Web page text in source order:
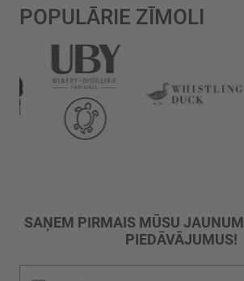
POPULĀRIE ZĪMOLI
SAŅEM PIRMAIS MŪSU
PIEDĀVĀJUMUS!